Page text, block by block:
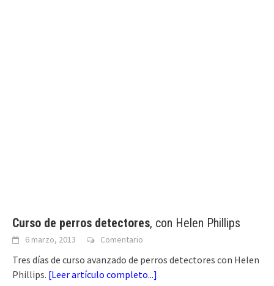
Curso de perros detectores, con Helen Phillips
6 marzo, 2013 Comentario
Tres días de curso avanzado de perros detectores con Helen
Phillips. [Leer artículo completo...]